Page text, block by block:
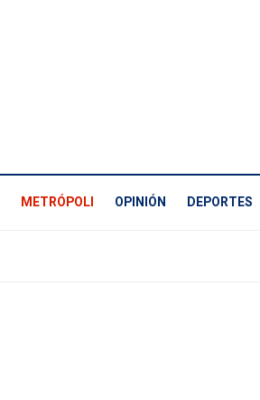
METRÓPOLI OPINIÓN DEPORTES